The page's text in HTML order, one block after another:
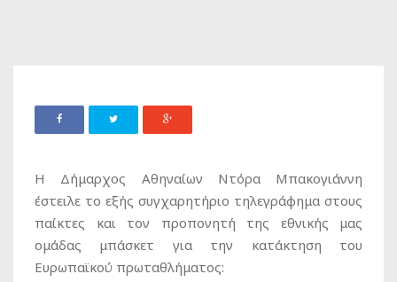
Η Δήμαρχος Αθηναίων Ντόρα Μπακογιάννη
έστειλε το εξής συγχαρητήριο τηλεγράφημα στους
παίκτες και τον προπονητή της εθνικής μας
ομάδας μπάσκετ για την κατάκτηση του
Ευρωπαϊκού πρωταθλήματος: